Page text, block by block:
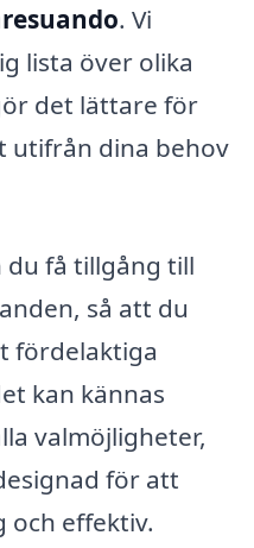
. Vi
lista över olika
det lättare för
utifrån dina behov
du få tillgång till
så att du
fördelaktiga
kan kännas
valmöjligheter,
för att
och effektiv.